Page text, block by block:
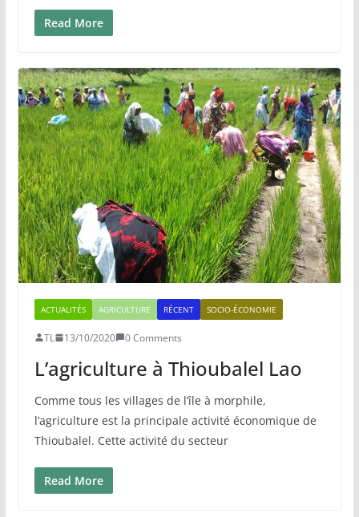
Read More
ACTUALITÉS AGRICULTURE RÉCENT SOCIO-ÉCONOMIE
TL 13/10/2020 0 Comments
L’agriculture à Thioubalel Lao
Comme tous les villages de l’île à morphile,
l’agriculture est la principale activité économique de
Thioubalel. Cette activité du secteur
Read More